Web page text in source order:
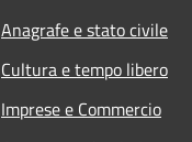
Anagrafe e stato civile
Cultura e tempo libero
Imprese e Commercio